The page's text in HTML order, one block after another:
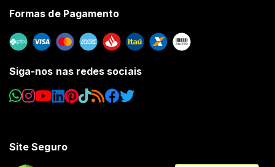
Formas de Pagamento
Siga-nos nas redes sociais
Site Seguro